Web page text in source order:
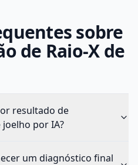
sobre
de Raio-X de
resultado de
por IA?
um diagnóstico final